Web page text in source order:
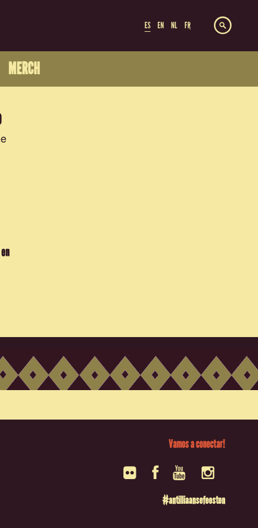
ES EN NL FR
MERCH
Vamos a conectar!
#antilliaansefeesten